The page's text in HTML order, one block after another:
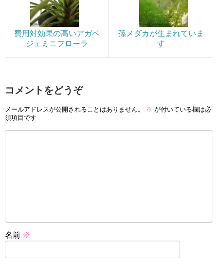
費用対効果の高いアガベ
ジェミニフローラ
孫メダカが生まれていま
す
コメントをどうぞ
メールアドレスが公開されることはありません。 ※ が付いている欄は必
須項目です
名前 ※